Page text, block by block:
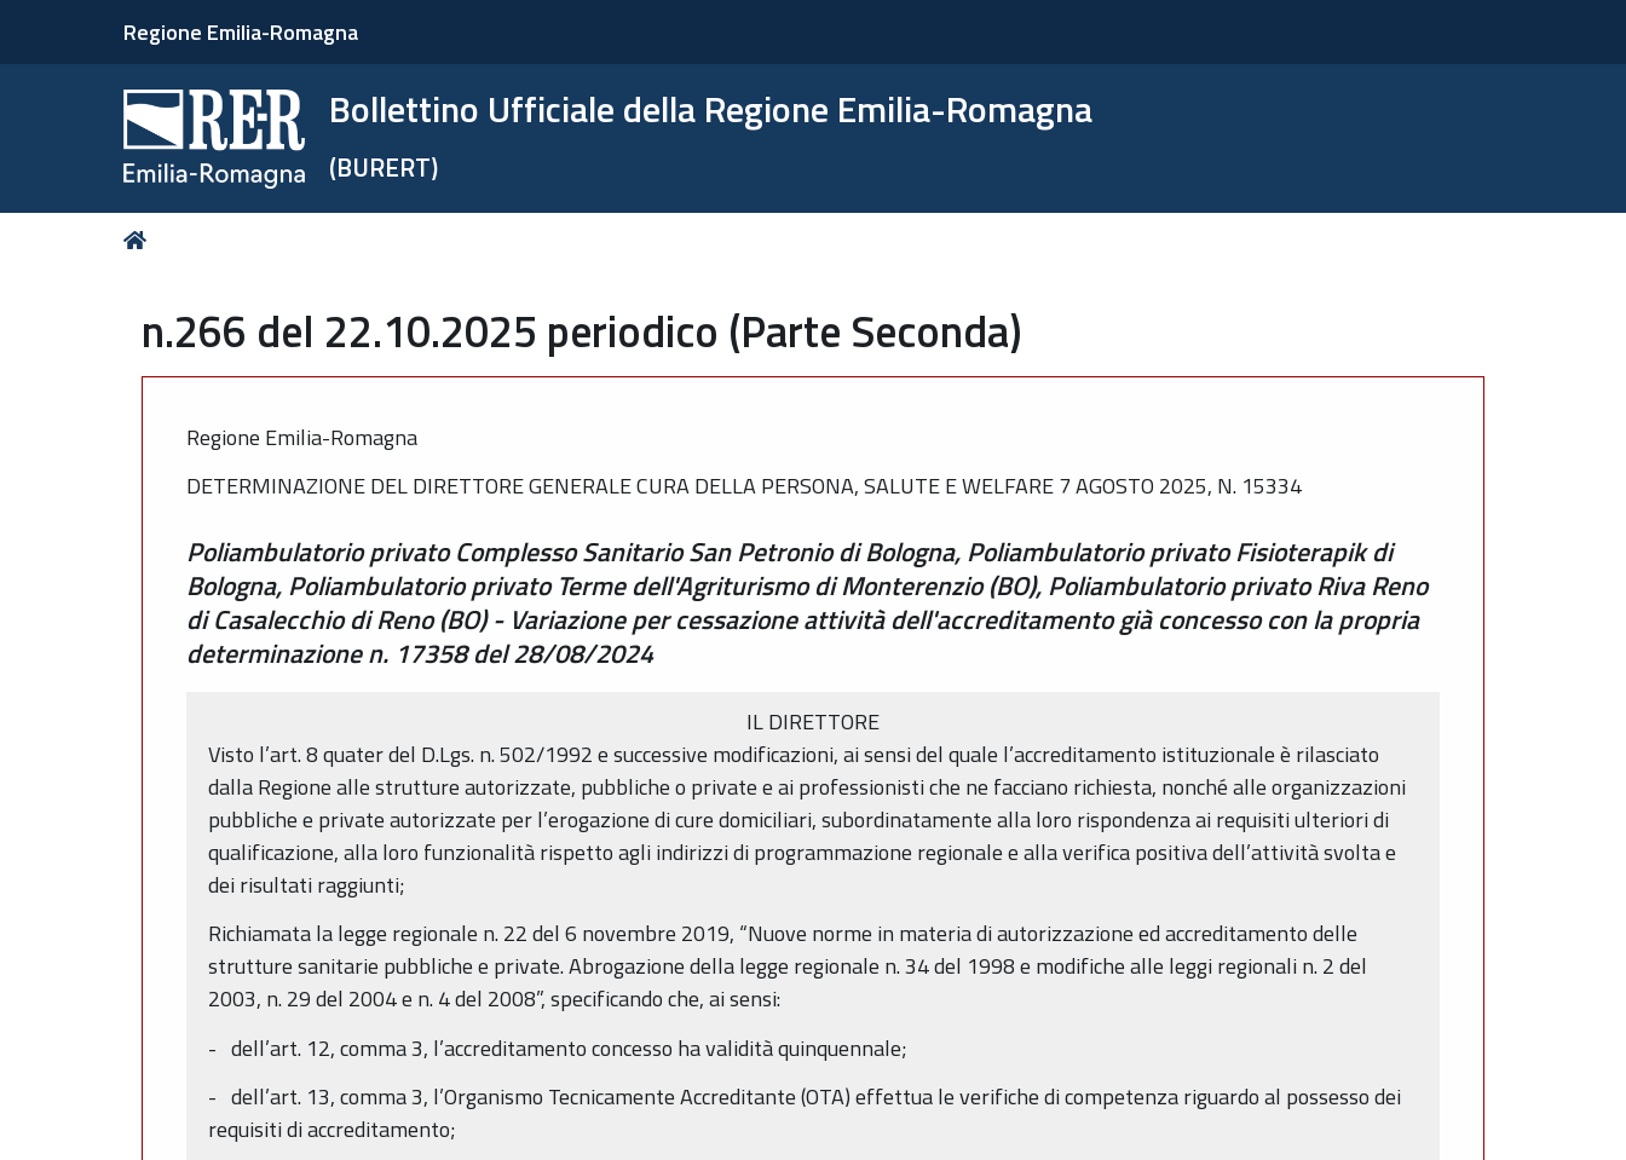
Regione Emilia-Romagna
Bollettino Ufficiale della Regione Emilia-Romagna
(BURERT)
Tu
n.266 del 22.10.2025 periodico (Parte Seconda)
Regione Emilia-Romagna
DETERMINAZIONE DEL DIRETTORE GENERALE CURA DELLA PERSONA, SALUTE E WELFARE 7 AGOSTO 2025, N. 15334
Poliambulatorio privato Complesso Sanitario San Petronio di Bologna, Poliambulatorio privato Fisioterapik di
Bologna, Poliambulatorio privato Terme dell'Agriturismo di Monterenzio (BO), Poliambulatorio privato Riva Reno
di Casalecchio di Reno (BO) - Variazione per cessazione attività dell'accreditamento già concesso con la propria
determinazione n. 17358 del 28/08/2024
IL DIRETTORE
Visto l’art. 8 quater del D.Lgs. n. 502/1992 e successive modificazioni, ai sensi del quale l’accreditamento istituzionale è rilasciato
dalla Regione alle strutture autorizzate, pubbliche o private e ai professionisti che ne facciano richiesta, nonché alle organizzazioni
pubbliche e private autorizzate per l’erogazione di cure domiciliari, subordinatamente alla loro rispondenza ai requisiti ulteriori di
qualificazione, alla loro funzionalità rispetto agli indirizzi di programmazione regionale e alla verifica positiva dell’attività svolta e
dei risultati raggiunti;
Richiamata la legge regionale n. 22 del 6 novembre 2019, “Nuove norme in materia di autorizzazione ed accreditamento delle
strutture sanitarie pubbliche e private. Abrogazione della legge regionale n. 34 del 1998 e modifiche alle leggi regionali n. 2 del
2003, n. 29 del 2004 e n. 4 del 2008”, specificando che, ai sensi:
- dell’art. 12, comma 3, l’accreditamento concesso ha validità quinquennale;
- dell’art. 13, comma 3, l’Organismo Tecnicamente Accreditante (OTA) effettua le verifiche di competenza riguardo al possesso dei
requisiti di accreditamento;